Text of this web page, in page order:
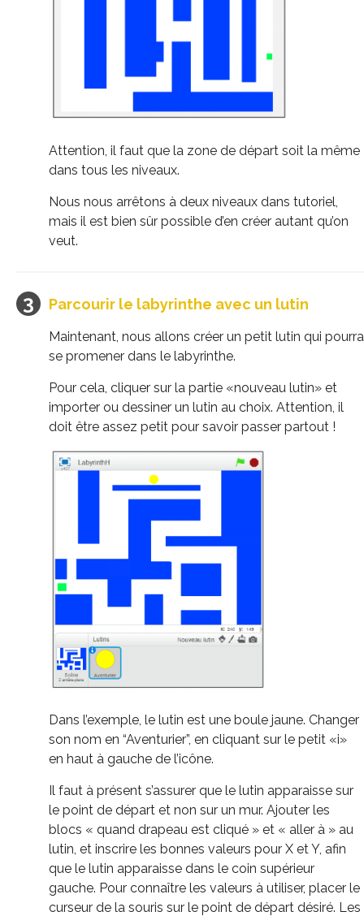
Attention, il faut que la zone de départ soit la même
dans tous les niveaux.
Nous nous arrêtons à deux niveaux dans tutoriel,
mais il est bien sûr possible d’en créer autant qu’on
veut.
Parcourir le labyrinthe avec un lutin
Maintenant, nous allons créer un petit lutin qui pourra
se promener dans le labyrinthe.
Pour cela, cliquer sur la partie «nouveau lutin» et
importer ou dessiner un lutin au choix. Attention, il
doit être assez petit pour savoir passer partout !
Dans l’exemple, le lutin est une boule jaune. Changer
son nom en “Aventurier”, en cliquant sur le petit «i»
en haut à gauche de l’icône.
Il faut à présent s’assurer que le lutin apparaisse sur
le point de départ et non sur un mur. Ajouter les
blocs « quand drapeau est cliqué » et « aller à » au
lutin, et inscrire les bonnes valeurs pour X et Y, afin
que le lutin apparaisse dans le coin supérieur
gauche. Pour connaître les valeurs à utiliser, placer le
curseur de la souris sur le point de départ désiré. Les